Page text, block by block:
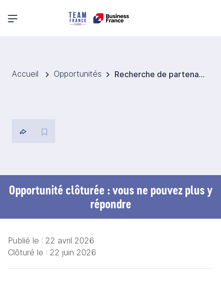
Menu principal
Accueil Opportunités Recherche de partenaires producteurs de glaces pour de l'OEM en Chine
Opportunité clôturée : vous ne pouvez plus y
répondre
Publié le : 22 avril 2026
Clôturé le : 22 juin 2026